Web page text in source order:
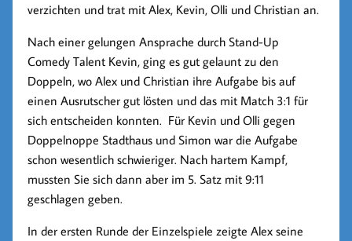
verzichten und trat mit Alex, Kevin, Olli und Christian an.
Nach einer gelungen Ansprache durch Stand-Up
Comedy Talent Kevin, ging es gut gelaunt zu den
Doppeln, wo Alex und Christian ihre Aufgabe bis auf
einen Ausrutscher gut lösten und das mit Match 3:1 für
sich entscheiden konnten. Für Kevin und Olli gegen
Doppelnoppe Stadthaus und Simon war die Aufgabe
schon wesentlich schwieriger. Nach hartem Kampf,
mussten Sie sich dann aber im 5. Satz mit 9:11
geschlagen geben.
In der ersten Runde der Einzelspiele zeigte Alex seine